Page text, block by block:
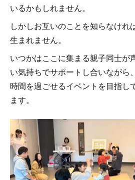
いるかもしれません。
しかしお互いのことを知らなけれ
生まれません。
いつかはここに集まる親子同士が
い気持ちでサポートし合いながら
時間を過ごせるイベントを目指し
ます。